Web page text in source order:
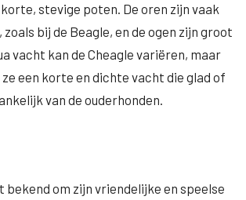
stevige poten. De oren zijn vaak
zoals bij de Beagle, en de ogen zijn groot
vacht kan de Cheagle variëren, maar
een korte en dichte vacht die glad of
van de ouderhonden.
bekend om zijn vriendelijke en speelse